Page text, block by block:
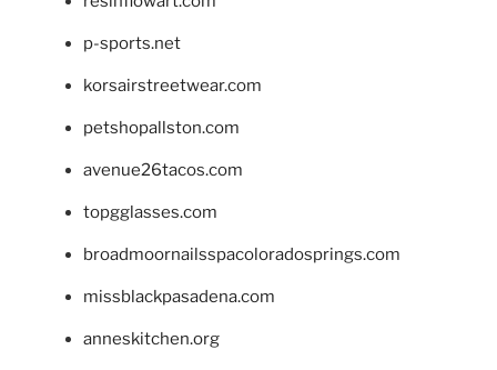
p-sports.net
korsairstreetwear.com
petshopallston.com
avenue26tacos.com
topgglasses.com
broadmoornailsspacoloradosprings.com
missblackpasadena.com
anneskitchen.org